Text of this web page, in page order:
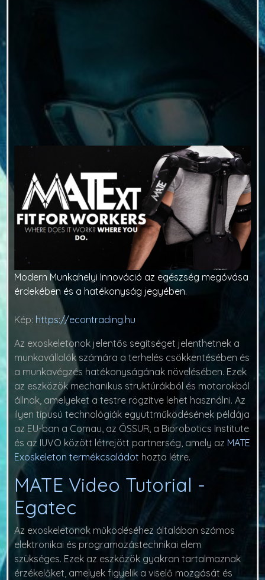
Modern Munkahelyi Innováció az egészség megóvása
érdekében és a hatékonyság jegyében.
Kép: https://econtrading.hu
Az exoskeletonok jelentős segítséget jelenthetnek a
munkavállalók számára a terhelés csökkentésében és
a munkavégzés hatékonyságának növelésében. Ezek
az eszközök mechanikus struktúrákból és motorokból
állnak, amelyeket a testre rögzítve lehet használni. Az
ilyen típusú technológiák együttműködésének példája
az EU-ban a Comau, az ÖSSUR, a Biorobotics Institute
és az IUVO között létrejött partnerség, amely az MATE
Exoskeleton termékcsaládot hozta létre.
MATE Video Tutorial -
Egatec
Az exoskeletonok működéséhez általában számos
elektronikai és programozástechnikai elem
szükséges. Ezek az eszközök gyakran tartalmaznak
érzékelőket, amelyek figyelik a viselő mozgását és